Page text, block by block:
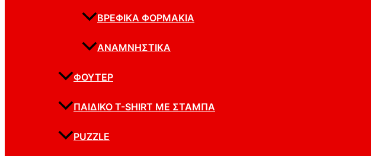
ΒΡΕΦΙΚΆ ΦΟΡΜΆΚΙΑ
ΑΝΑΜΝΗΣΤΙΚΆ
ΦΟΥΤΕΡ
ΠΑΙΔΙΚΌ T-SHIRT ΜΕ ΣΤΆΜΠΑ
PUZZLE